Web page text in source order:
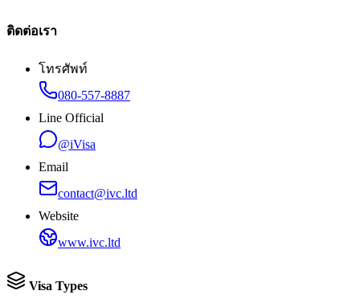
ติดต่อเรา
โทรศัพท์
080-557-8887
Line Official
@iVisa
Email
contact@ivc.ltd
Website
www.ivc.ltd
Visa Types